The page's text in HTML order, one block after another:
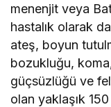
menenjit veya
hastalık olarak
ateş, boyun
bozukluğu,
güçsüzlüğü ve
olan yaklaşık